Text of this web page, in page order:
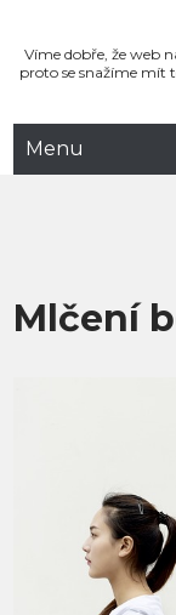
Víme dobře, že web
proto se snažíme mít
Menu
Mlčení